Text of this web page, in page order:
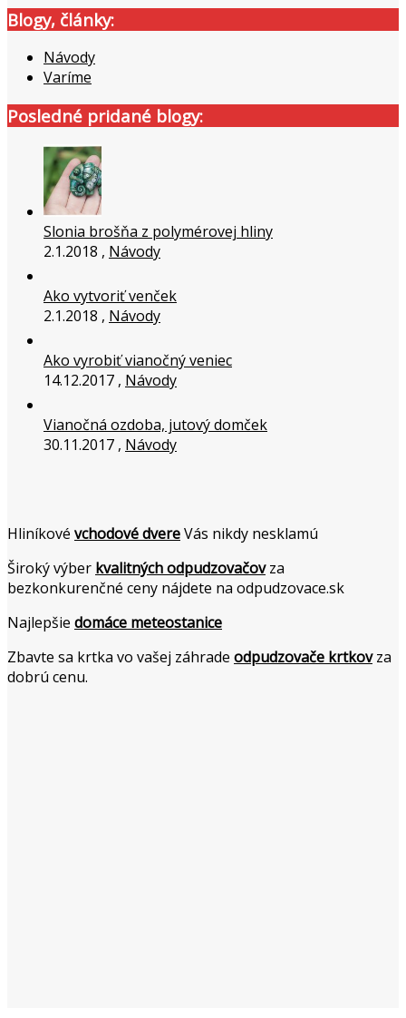
Blogy, články:
Návody
Varíme
Posledné pridané blogy:
Slonia brošňa z polymérovej hliny
2.1.2018 , Návody
Ako vytvoriť venček
2.1.2018 , Návody
Ako vyrobiť vianočný veniec
14.12.2017 , Návody
Vianočná ozdoba, jutový domček
30.11.2017 , Návody
Hliníkové vchodové dvereVás nikdy nesklamú
Široký výber kvalitných odpudzovačovza
bezkonkurenčné ceny nájdete na odpudzovace.sk
Najlepšie domáce meteostanice
Zbavte sa krtka vo vašej záhrade odpudzovače krtkovza
dobrú cenu.